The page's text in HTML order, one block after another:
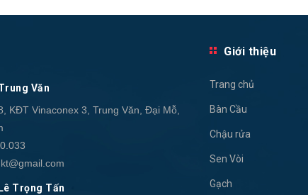
Văn
KĐT Vinaconex 3, Trung Văn, Đại Mỗ,
Trọng Tấn
Giới thiệu
Trang chủ
Bàn Cầu
Chậu rửa
Sen Vòi
Gạch